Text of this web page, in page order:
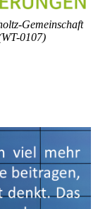
Gemeinschaft
0107)